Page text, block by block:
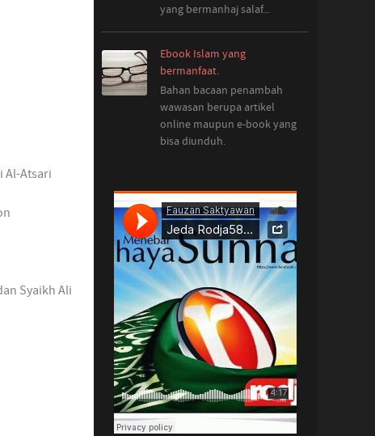
Al-Atsari
Syaikh Ali
yang bermanhaj salaf...
Ebook Islam yang
bermanfaat.
Bahan bacaan penambah
wawasan berupa artikel
online maupun e-book yang
bisa diunduh.